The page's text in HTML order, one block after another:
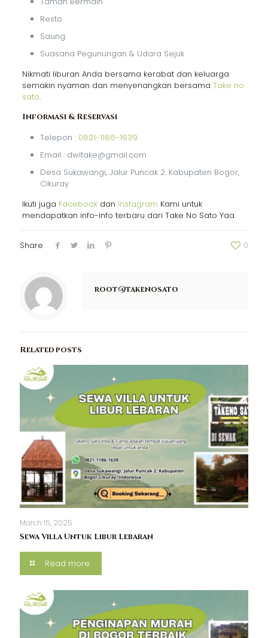
Resto
Saung
Suasana Pegunungan & Udara Sejuk
Nikmati liburan Anda bersama kerabat dan keluarga
semakin nyaman dan menyenangkan bersama Take no
sato.
Informasi & Reservasi
Telepon : 0821-1186-1639
Email : dwitake@gmail.com
Desa Sukawangi, Jalur Puncak 2. Kabupaten Bogor,
Cikuray
Ikuti juga Facebookdan Instagram Kami untuk
mendapatkan info-info terbaru dari Take No Sato Yaa.
Share 0
root@takenosato
Related posts
March 15, 2025
Sewa Villa Untuk Libur Lebaran
Read more